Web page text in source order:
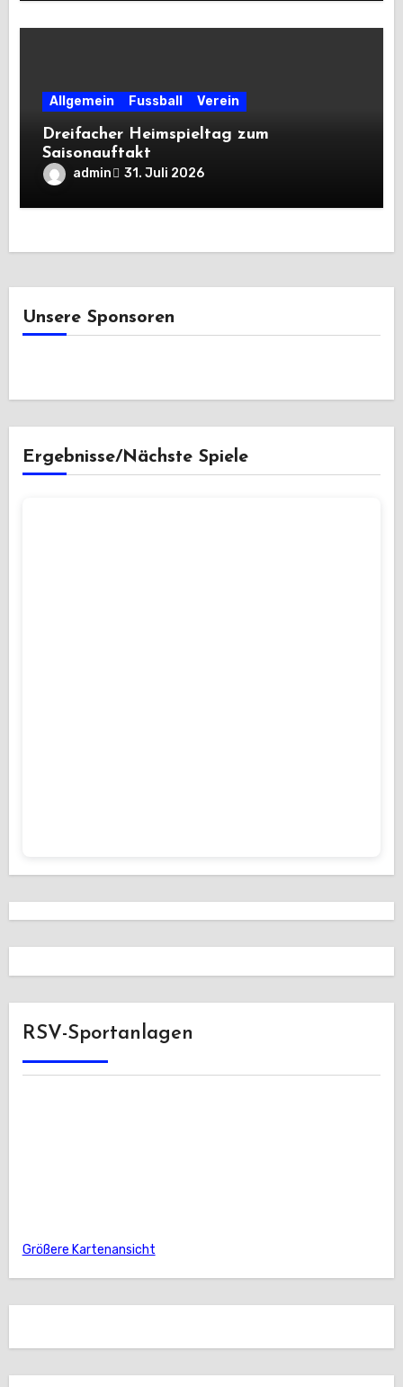
Allgemein Fussball Verein
Dreifacher Heimspieltag zum
Saisonauftakt
admin 31. Juli 2026
Unsere Sponsoren
Ergebnisse/Nächste Spiele
RSV-Sportanlagen
Größere Kartenansicht